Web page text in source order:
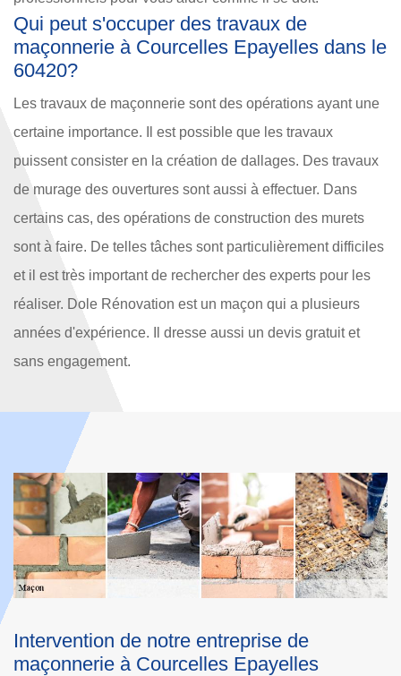
Qui peut s'occuper des travaux de
maçonnerie à Courcelles Epayelles dans le
60420?
Les travaux de maçonnerie sont des opérations ayant une
certaine importance. Il est possible que les travaux
puissent consister en la création de dallages. Des travaux
de murage des ouvertures sont aussi à effectuer. Dans
certains cas, des opérations de construction des murets
sont à faire. De telles tâches sont particulièrement difficiles
et il est très important de rechercher des experts pour les
réaliser. Dole Rénovation est un maçon qui a plusieurs
années d'expérience. Il dresse aussi un devis gratuit et
sans engagement.
Le devis travaux maçonnerie de Dole
Rénovation